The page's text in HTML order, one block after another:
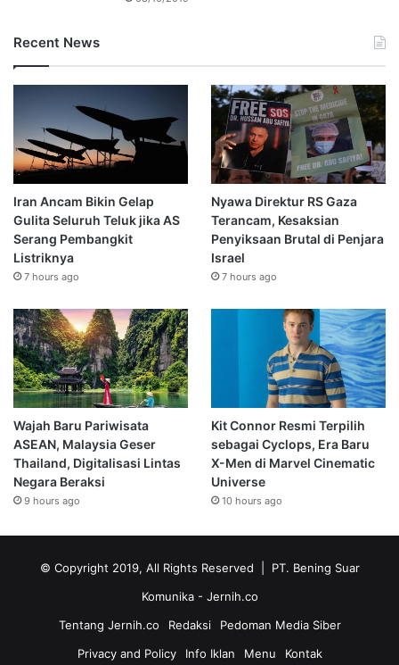
Recent News
Iran Ancam Bikin Gelap
Gulita Seluruh Teluk jika AS
Serang Pembangkit
Listriknya
7 hours ago
Nyawa Direktur RS Gaza
Terancam, Kesaksian
Penyiksaan Brutal di Penjara
Israel
7 hours ago
Wajah Baru Pariwisata
ASEAN, Malaysia Geser
Thailand, Digitalisasi Lintas
Negara Beraksi
9 hours ago
Kit Connor Resmi Terpilih
sebagai Cyclops, Era Baru
X-Men di Marvel Cinematic
Universe
10 hours ago
© Copyright 2019, All Rights Reserved | PT. Bening Suar
Komunika - Jernih.co
Tentang Jernih.co
Redaksi
Pedoman Media Siber
Privacy and Policy
Info Iklan Menu Kontak